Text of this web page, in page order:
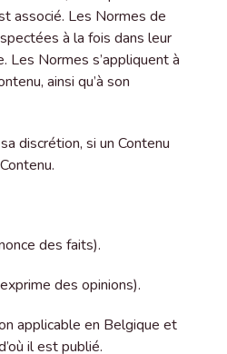
associé. Les Normes de
à la fois dans leur
Normes s’appliquent à
ainsi qu’à son
discrétion, si un Contenu
des faits).
des opinions).
applicable en Belgique et
il est publié.